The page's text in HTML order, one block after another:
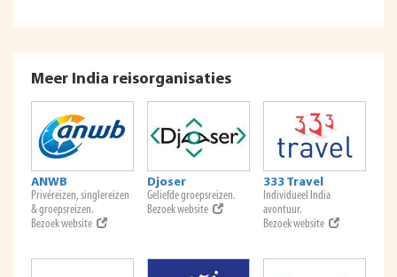
Meer India reisorganisaties
ANWB
Privéreizen, singlereizen
& groepsreizen.
Bezoek website
Djoser
Geliefde groepsreizen.
Bezoek website
333 Travel
Individueel India
avontuur.
Bezoek website